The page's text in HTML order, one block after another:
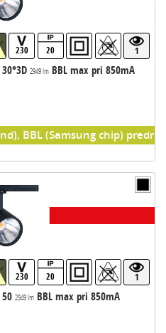
230 20 1
2949 lmBBL max pri 850mA
BBL (Samsung chip)
230 20 1
50 2949 lmBBL max pri 850mA